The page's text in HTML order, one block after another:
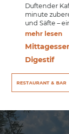
Duftender
minute
und Säfte –
mehr lesen
Digestif
RESTAURANT & BAR